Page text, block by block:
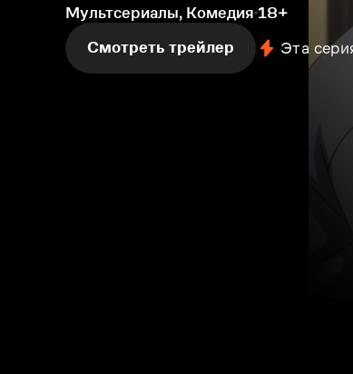
Мультсериалы, Комедия 18+
Смотреть трейлер
Эта